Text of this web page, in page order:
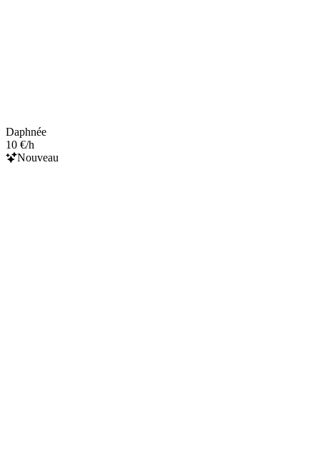
Daphnée
10 €/h
Nouveau